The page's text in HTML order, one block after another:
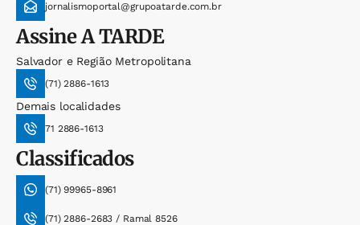
jornalismoportal@grupoatarde.com.br
AssineA TARDE
Salvador e Região Metropolitana
(71) 2886-1613
Demais localidades
71 2886-1613
Classificados
(71) 99965-8961
(71) 2886-2683 / Ramal 8526